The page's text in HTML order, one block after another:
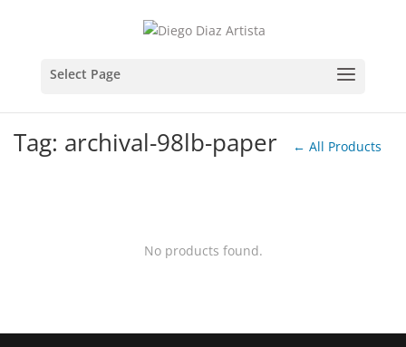
Tag: archival-98lb-paper ← All Products
No products found.